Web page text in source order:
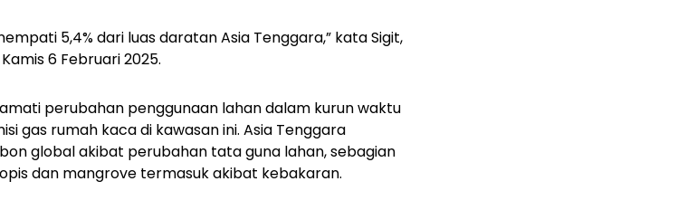
5,4% dari luas daratan Asia Tenggara,” kata Sigit,
Kamis 6 Februari 2025.
perubahan penggunaan lahan dalam kurun waktu
gas rumah kaca di kawasan ini. Asia Tenggara
global akibat perubahan tata guna lahan, sebagian
dan mangrove termasuk akibat kebakaran.